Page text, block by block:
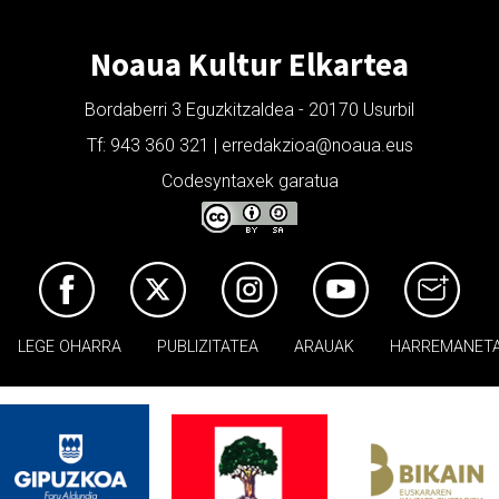
Noaua Kultur Elkartea
Bordaberri 3 Eguzkitzaldea - 20170 Usurbil
Tf: 943 360 321 | erredakzioa@noaua.eus
Codesyntaxek garatua
LEGE OHARRA PUBLIZITATEA ARAUAK